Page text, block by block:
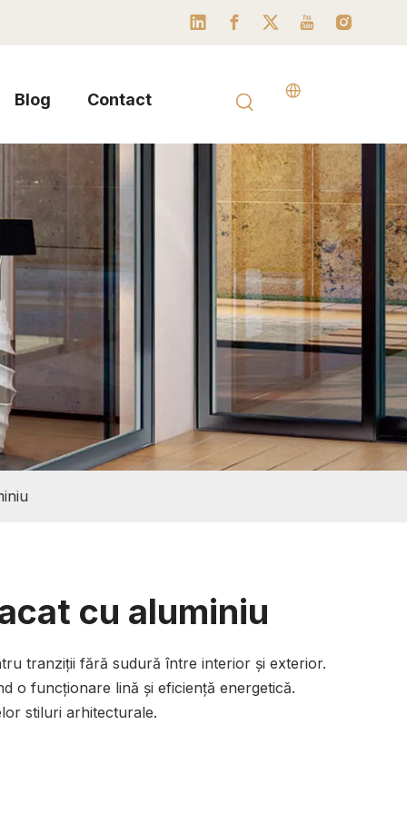
Blog Contact
cu aluminiu
tranziții fără sudură între interior și exterior.
o funcționare lină și eficiență energetică.
stiluri arhitecturale.